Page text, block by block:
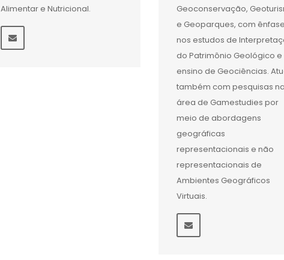
Alimentar e Nutricional.
Geoconservação,
e Geoparques, com
nos estudos de
do Patrimônio Geológico e
ensino de Geociências.
também com pesquisas
área de Gamestudies por
meio de abordagens
geográficas
representacionais e não
representacionais de
Ambientes Geográficos
Virtuais.